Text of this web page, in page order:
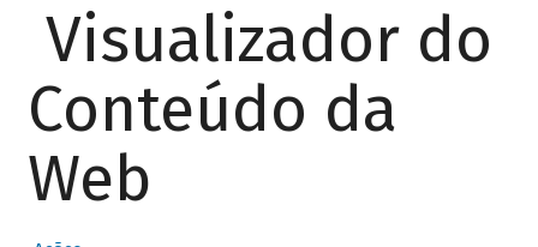
Visualizador do
Conteúdo da
Web